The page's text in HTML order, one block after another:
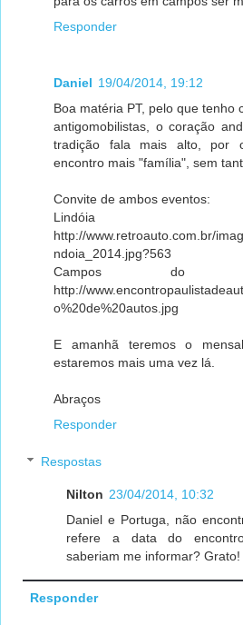
Responder
Daniel 19/04/2014, 19:12
Boa matéria PT, pelo que tenho
antigomobilistas, o coração
tradição fala mais alto, por
encontro mais "família", sem
Convite de ambos eventos:
http://www.retroauto.com.br/
ndoia_2014.jpg?563
Campos do
http://
o%20de%20autos.jpg
E amanhã teremos o
estaremos mais uma vez lá.
Abraços
Responder
Respostas
Nilton 23/04/2014, 10:32
Daniel e Portuga, não
refere a data do
saberiam me informar? Grato!
Responder